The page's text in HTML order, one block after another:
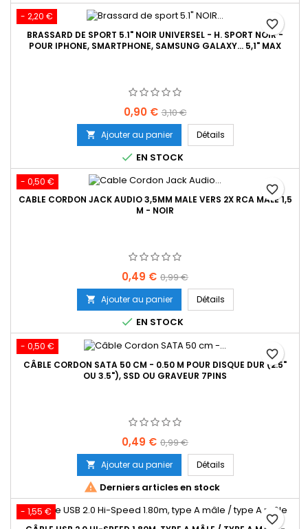
- 2,20 €
BRASSARD DE SPORT 5.1" NOIR UNIVERSEL - H. SPORT NOIR -
POUR IPHONE, SMARTPHONE, SAMSUNG GALAXY… 5,1" MAX
Prix
0,90 € Prix
de
base
3,10 €
 Ajouter au panier Détails
 EN STOCK
favorite_border
- 0,50 €
CABLE CORDON JACK AUDIO 3,5MM MALE VERS 2X RCA MALE 1,5
M - NOIR
Prix
0,49 € Prix
de
base
0,99 €
 Ajouter au panier Détails
 EN STOCK
favorite_border
- 0,50 €
CÂBLE CORDON SATA 50 CM - 0.50 M POUR DISQUE DUR (2.5"
OU 3.5"), SSD OU GRAVEUR 7PINS
Prix
0,49 € Prix
de
base
0,99 €
 Ajouter au panier Détails
 Derniers articles en stock
favorite_border
- 1,55 €
favorite_border